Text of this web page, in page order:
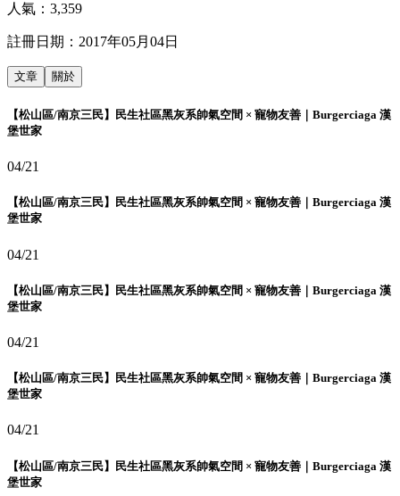
人氣： 3,359
註冊日期： 2017年05月04日
文章 關於
【松山區/南京三民】民生社區黑灰系帥氣空間 × 寵物友善｜Burgerciaga 漢
堡世家
04/21
【松山區/南京三民】民生社區黑灰系帥氣空間 × 寵物友善｜Burgerciaga 漢
堡世家
04/21
【松山區/南京三民】民生社區黑灰系帥氣空間 × 寵物友善｜Burgerciaga 漢
堡世家
04/21
【松山區/南京三民】民生社區黑灰系帥氣空間 × 寵物友善｜Burgerciaga 漢
堡世家
04/21
【松山區/南京三民】民生社區黑灰系帥氣空間 × 寵物友善｜Burgerciaga 漢
堡世家